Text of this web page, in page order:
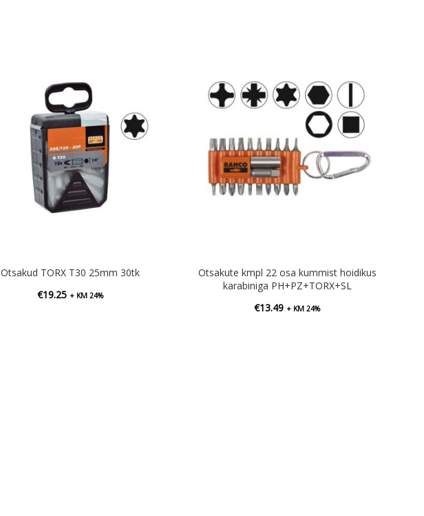
Otsakud TORX T30 25mm 30tk
€19.25 + KM 24%
Otsakute kmpl 22 osa kummist hoidikus
karabiniga PH+PZ+TORX+SL
€13.49 + KM 24%